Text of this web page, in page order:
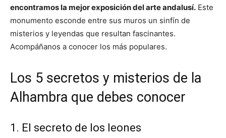
encontramos la mejor exposición del arte andalusí. Este
monumento esconde entre sus muros un sinfín de
misterios y leyendas que resultan fascinantes.
Acompáñanos a conocer los más populares.
Los 5 secretos y misterios de la
Alhambra que debes conocer
1. El secreto de los leones